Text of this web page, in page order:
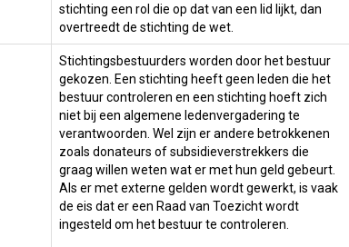
stichting een rol die op dat van een lid lijkt, dan
overtreedt de stichting de wet.
Stichtingsbestuurders worden door het bestuur
gekozen. Een stichting heeft geen leden die het
bestuur controleren en een stichting hoeft zich
niet bij een algemene ledenvergadering te
verantwoorden. Wel zijn er andere betrokkenen
zoals donateurs of subsidieverstrekkers die
graag willen weten wat er met hun geld gebeurt.
Als er met externe gelden wordt gewerkt, is vaak
de eis dat er een Raad van Toezicht wordt
ingesteld om het bestuur te controleren.